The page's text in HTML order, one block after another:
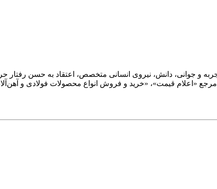
و با ترکیب تجربه و جوانی، دانش، نیروی انسانی متخصص، اعتقاد به حسن
مرجع «اعلام قیمت»، «خرید و فروش انواع محصولات فولادی و